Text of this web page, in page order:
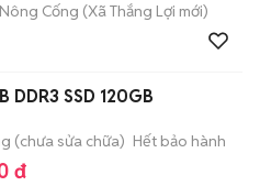
Cống (Xã Thắng Lợi mới)
DDR3 SSD 120GB
(chưa sửa chữa) Hết bảo hành
đ